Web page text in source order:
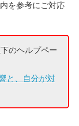
を参考にご対応
のヘルプペー
と、自分が対